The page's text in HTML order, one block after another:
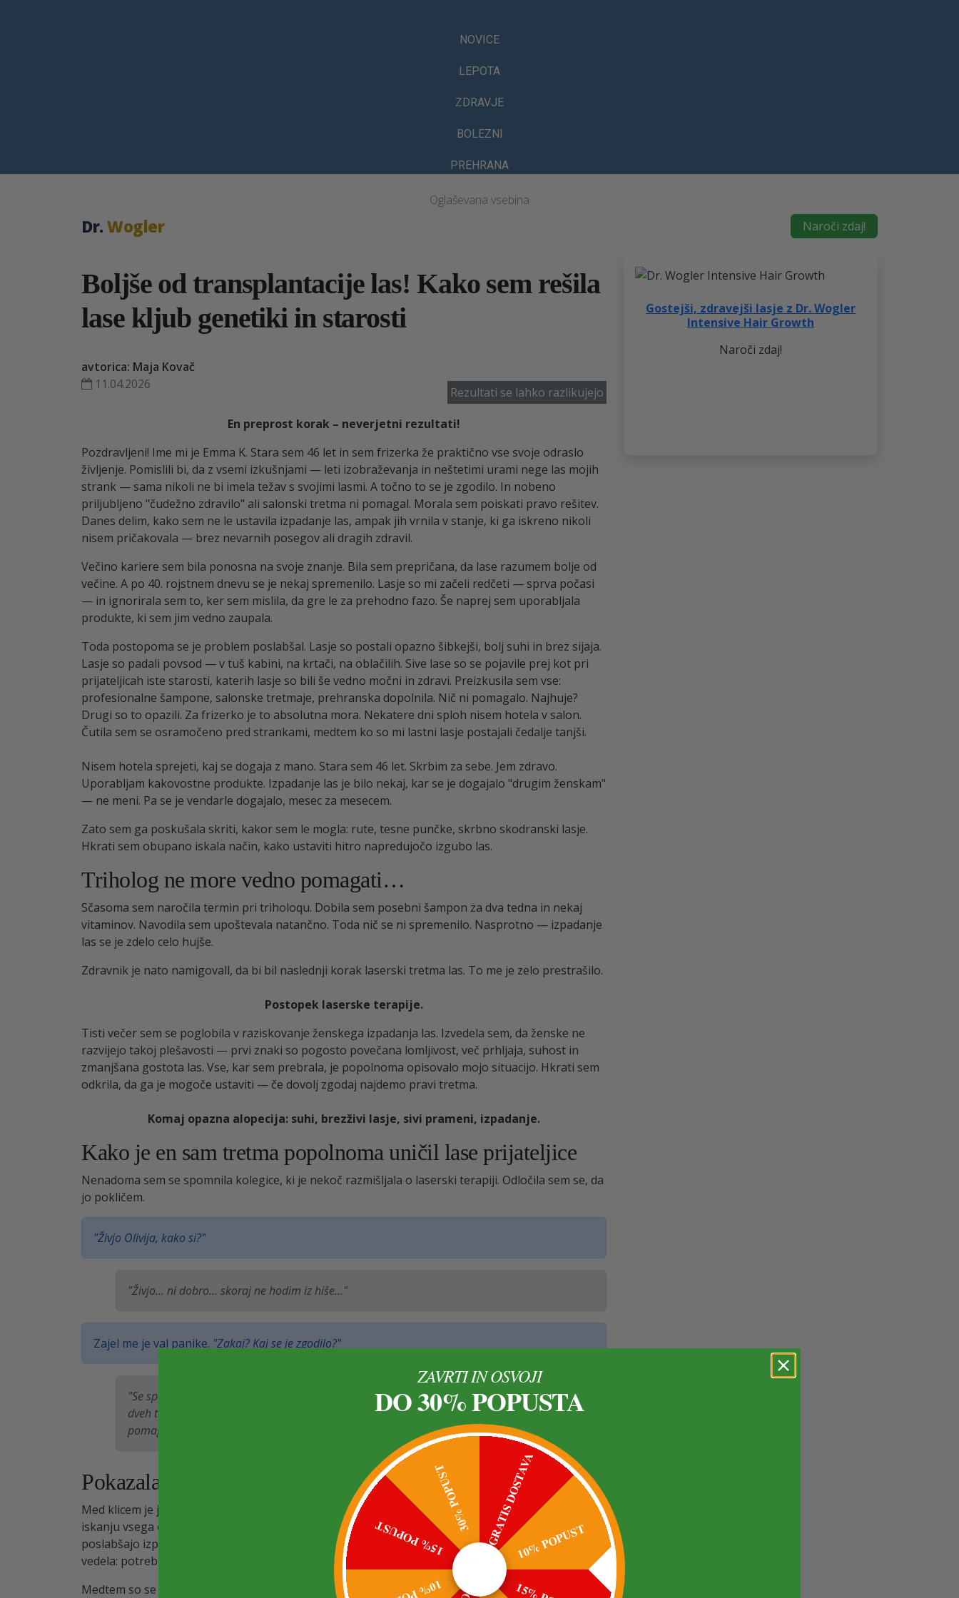
NOVICE
LEPOTA
ZDRAVJE
BOLEZNI
PREHRANA
Oglaševana vsebina
Dr. Wogler Naroči zdaj!
Boljše od transplantacije las! Kako sem rešila
lase kljub genetiki in starosti
avtorica: Maja Kovač
11.04.2026
Rezultati se lahko razlikujejo
En preprost korak – neverjetni rezultati!
Pozdravljeni! Ime mi je Emma K. Stara sem 46 let in sem frizerka že praktično vse svoje odraslo
življenje. Pomislili bi, da z vsemi izkušnjami — leti izobraževanja in neštetimi urami nege las mojih
strank — sama nikoli ne bi imela težav s svojimi lasmi. A točno to se je zgodilo. In nobeno
priljubljeno "čudežno zdravilo" ali salonski tretma ni pomagal. Morala sem poiskati pravo rešitev.
Danes delim, kako sem ne le ustavila izpadanje las, ampak jih vrnila v stanje, ki ga iskreno nikoli
nisem pričakovala — brez nevarnih posegov ali dragih zdravil.
Večino kariere sem bila ponosna na svoje znanje. Bila sem prepričana, da lase razumem bolje od
večine. A po 40. rojstnem dnevu se je nekaj spremenilo. Lasje so mi začeli redčeti — sprva počasi
— in ignorirala sem to, ker sem mislila, da gre le za prehodno fazo. Še naprej sem uporabljala
produkte, ki sem jim vedno zaupala.
Toda postopoma se je problem poslabšal. Lasje so postali opazno šibkejši, bolj suhi in brez sijaja.
Lasje so padali povsod — v tuš kabini, na krtači, na oblačilih. Sive lase so se pojavile prej kot pri
prijateljicah iste starosti, katerih lasje so bili še vedno močni in zdravi. Preizkusila sem vse:
profesionalne šampone, salonske tretmaje, prehranska dopolnila. Nič ni pomagalo. Najhuje?
Drugi so to opazili. Za frizerko je to absolutna mora. Nekatere dni sploh nisem hotela v salon.
Čutila sem se osramočeno pred strankami, medtem ko so mi lastni lasje postajali čedalje tanjši.
Nisem hotela sprejeti, kaj se dogaja z mano. Stara sem 46 let. Skrbim za sebe. Jem zdravo.
Uporabljam kakovostne produkte. Izpadanje las je bilo nekaj, kar se je dogajalo "drugim ženskam"
— ne meni. Pa se je vendarle dogajalo, mesec za mesecem.
Zato sem ga poskušala skriti, kakor sem le mogla: rute, tesne punčke, skrbno skodranski lasje.
Hkrati sem obupano iskala način, kako ustaviti hitro napredujočo izgubo las.
Triholog ne more vedno pomagati…
Sčasoma sem naročila termin pri triholoqu. Dobila sem posebni šampon za dva tedna in nekaj
vitaminov. Navodila sem upoštevala natančno. Toda nič se ni spremenilo. Nasprotno — izpadanje
las se je zdelo celo hujše.
Zdravnik je nato namigovall, da bi bil naslednji korak laserski tretma las. To me je zelo prestrašilo.
Postopek laserske terapije.
Tisti večer sem se poglobila v raziskovanje ženskega izpadanja las. Izvedela sem, da ženske ne
razvijejo takoj plešavosti — prvi znaki so pogosto povečana lomljivost, več prhljaja, suhost in
zmanjšana gostota las. Vse, kar sem prebrala, je popolnoma opisovalo mojo situacijo. Hkrati sem
odkrila, da ga je mogoče ustaviti — če dovolj zgodaj najdemo pravi tretma.
Komaj opazna alopecija: suhi, brezživi lasje, sivi prameni, izpadanje.
Kako je en sam tretma popolnoma uničil lase prijateljice
Nenadoma sem se spomnila kolegice, ki je nekoč razmišljala o laserski terapiji. Odločila sem se, da
jo pokličem.
"Živjo Olivija, kako si?"
"Živjo… ni dobro… skoraj ne hodim iz hiše…"
Zajel me je val panike. "Zakaj? Kaj se je zgodilo?"
"Se spomniš tistega laserskega tretmaja, ki sem ga hotela preizkusiti? Bila je katastrofa. Po
dveh tednih sem začela izgubljati še več las — razvile so se mi plešaste lise. Niso mi hoteli
pomagati niti odškodnine. Nehala sem delati. Jaz… preprosto ne želim, da me kdo vidi."
Pokazala mi je fotografije po neuspelem tretmaju.
Med klicem je jokala. Slabo mi je postalo. Njena izkušnja mi ni dala miru. Dneve sem preživela v
iskanju vsega o tretmajih las — in tveganja so me globoko prestrašila. Mnogi postopki lahko
poslabšajo izpadanje las. Nekateri lahko povzročijo trajne poškodbe. V tistem trenutku sem
vedela: potrebujem varno rešitev. Ne bom eksperimentirala s svojimi lasmi.
Medtem so se moji lastni lasje še naprej slabšali. Stres je povzročil prhljaj, ki je samo še ojačal
Gostejši, zdravejši lasje z Dr. Wogler
Intensive Hair Growth
Naroči zdaj!
ZAVRTI IN OSVOJI
DO 30% POPUSTA
GRATIS DOSTAVA10% POPUST
15% POPUST
30% POPUST